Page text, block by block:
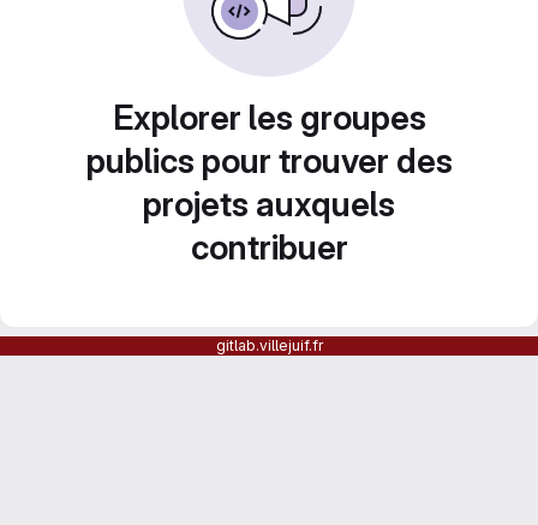
Explorer les groupes
publics pour trouver des
projets auxquels
contribuer
gitlab.villejuif.fr